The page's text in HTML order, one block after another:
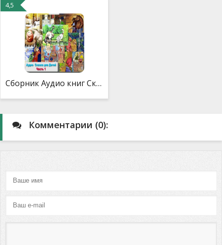
4,5
Сборник Аудио книг Сказки для детей Часть 1
Комментарии (0):